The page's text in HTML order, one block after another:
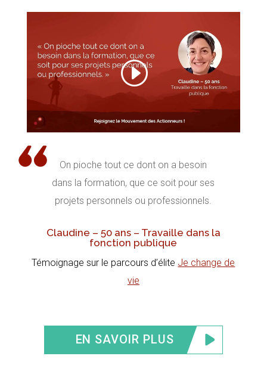
On pioche tout ce dont on a besoin
dans la formation, que ce soit pour ses
projets personnels ou professionnels.
Claudine – 50 ans – Travaille dans la
fonction publique
Témoignage sur le parcours d’élite Je change de
vie
EN SAVOIR PLUS